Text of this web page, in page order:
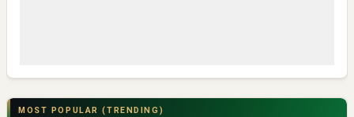
MOST POPULAR (TRENDING)